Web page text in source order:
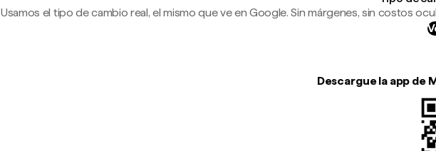
Usamos el tipo de cambio real, el mismo que ve en Google. Sin márgenes, sin costos
Descargue la app de